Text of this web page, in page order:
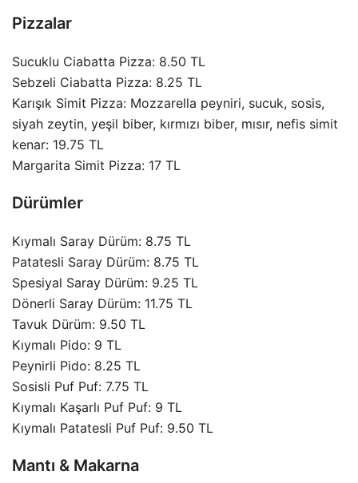
Pizzalar
Sucuklu Ciabatta Pizza: 8.50 TL
Sebzeli Ciabatta Pizza: 8.25 TL
Karışık Simit Pizza: Mozzarella peyniri, sucuk, sosis,
siyah zeytin, yeşil biber, kırmızı biber, mısır, nefis simit
kenar: 19.75 TL
Margarita Simit Pizza: 17 TL
Dürümler
Kıymalı Saray Dürüm: 8.75 TL
Patatesli Saray Dürüm: 8.75 TL
Spesiyal Saray Dürüm: 9.25 TL
Dönerli Saray Dürüm: 11.75 TL
Tavuk Dürüm: 9.50 TL
Kıymalı Pido: 9 TL
Peynirli Pido: 8.25 TL
Sosisli Puf Puf: 7.75 TL
Kıymalı Kaşarlı Puf Puf: 9 TL
Kıymalı Patatesli Puf Puf: 9.50 TL
Mantı & Makarna